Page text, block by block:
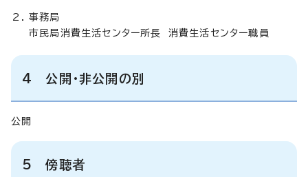
事務局
市民局消費生活センター所長 消費生活センター職員
4 公開・非公開の別
公開
5 傍聴者